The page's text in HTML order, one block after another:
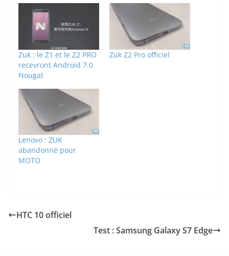
Zuk : le Z1 et le Z2 PRO
recevront Android 7.0
Nougat
Zuk Z2 Pro officiel
Lenovo : ZUK
abandonné pour
MOTO
HTC 10 officiel
Test : Samsung Galaxy S7 Edge